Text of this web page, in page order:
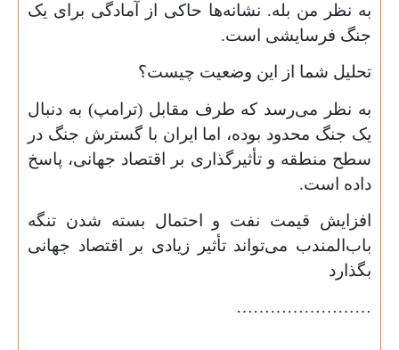
به نظر من بله. نشانه‌ها حاکی از آمادگی برای یک
جنگ فرسایشی است.
تحلیل شما از این وضعیت چیست؟
به نظر می‌رسد که طرف مقابل (ترامپ) به دنبال
یک جنگ محدود بوده، اما ایران با گسترش جنگ در
سطح منطقه و تأثیرگذاری بر اقتصاد جهانی، پاسخ
داده است.
افزایش قیمت نفت و احتمال بسته شدن تنگه
باب‌المندب می‌تواند تأثیر زیادی بر اقتصاد جهانی
بگذارد
……………………